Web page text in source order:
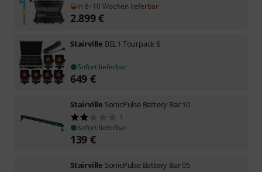
In 8–10 Wochen lieferbar
2.899€
Stairville BEL1 Tourpack 6
Sofort lieferbar
649 €
Stairville SonicPulse Battery Bar 10
1
Sofort lieferbar
139 €
Stairville SonicPulse Battery Bar 05